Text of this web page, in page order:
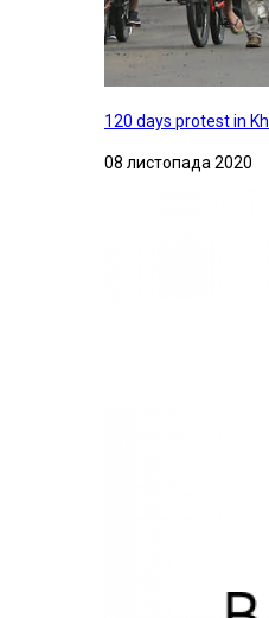
120 days protest in
08 листопада 2020